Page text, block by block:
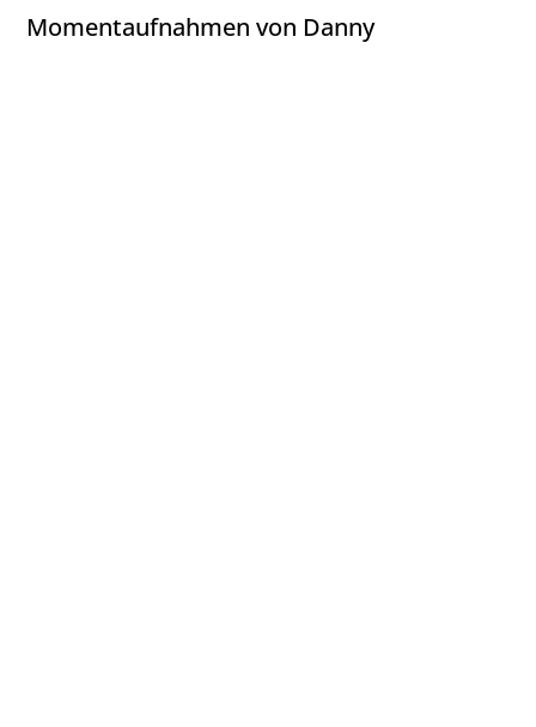
Momentaufnahmen von Danny